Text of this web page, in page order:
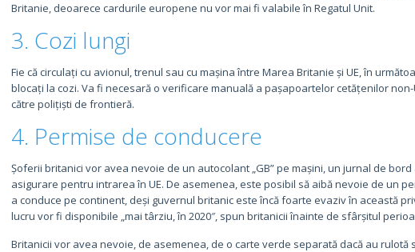
Britanie, deoarece cardurile europene nu vor mai fi valabile în Regatul Unit.
3. Cozi lungi
Fie că circulați cu avionul, trenul sau cu mașina între Marea Britanie și UE, în
blocați la cozi. Va fi necesară o verificare manuală a pașapoartelor cetățenilor
către polițiști de frontieră.
4. Permise de conducere
Șoferii britanici vor avea nevoie de un autocolant „GB” pe mașini, un jurnal de
asigurare pentru intrarea în UE. De asemenea, este posibil să aibă nevoie de un
a conduce pe continent, deși guvernul britanic este încă foarte evaziv în această
lucru vor fi disponibile „mai târziu, în 2020″, spun britanicii înainte de sfârșitul
Britanicii vor avea nevoie, de asemenea, de o carte verde separată dacă au rulotă